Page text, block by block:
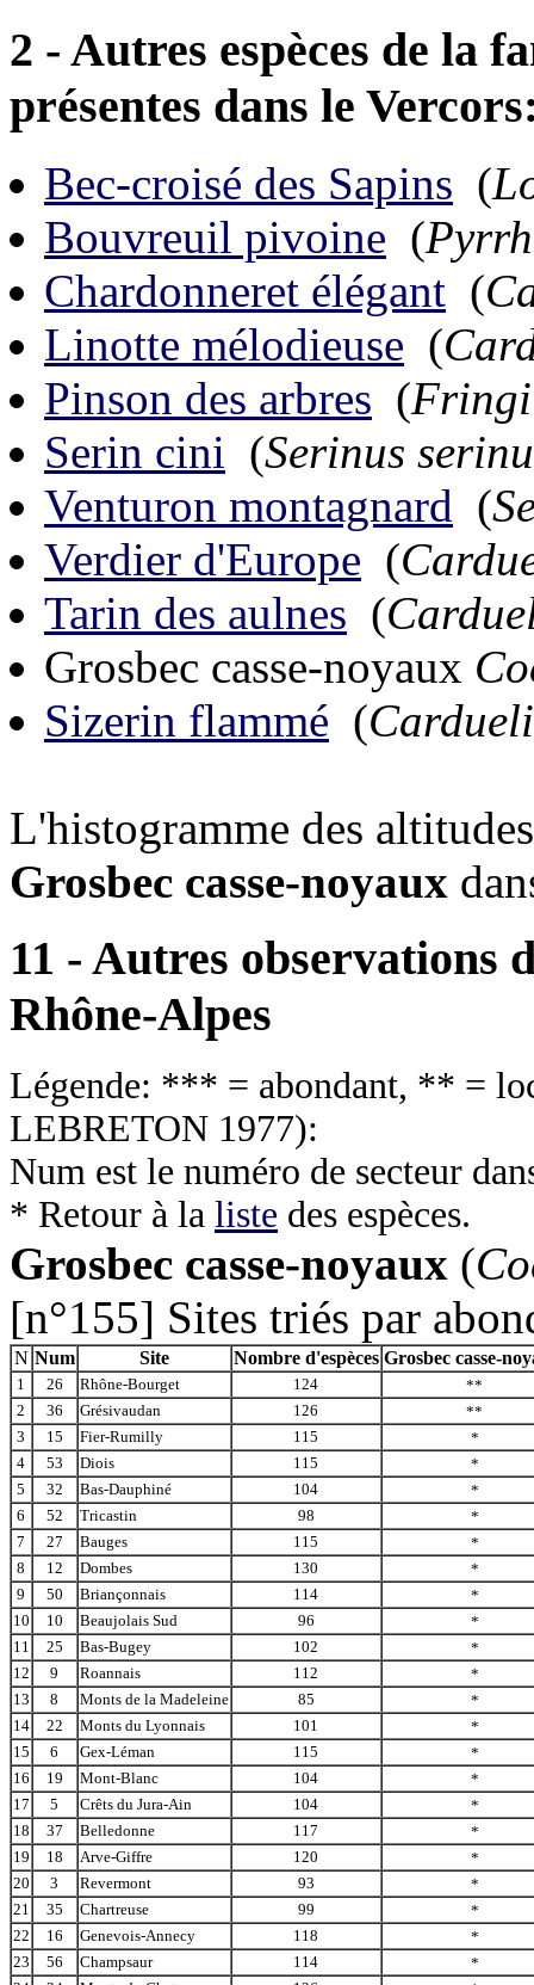
2 - Autres espèces de la
présentes dans le
Bec-croisé des Sapins (
Bouvreuil pivoine (
Chardonneret élégant (
Linotte mélodieuse (
Pinson des arbres (
Serin cini (Serinus
Venturon montagnard (
Verdier d'Europe (
Tarin des aulnes (
Grosbec casse-noyaux
Sizerin flammé (
L'histogramme des
Grosbec casse-noyaux
11 - Autres observations
Rhône-Alpes
Légende: *** = abondant, ** =
LEBRETON 1977):
Num est le numéro de secteur
* Retour à la liste des espèces.
Grosbec casse-noyaux (
[n°155] Sites triés par
N Num Site Nombre d'espèces Grosbec casse-
1 26 Rhône-Bourget 124
**
2
36 Grésivaudan 126
**
3
15 Fier-Rumilly 115
*
4
53 Diois 115
*
5
32 Bas-Dauphiné 104
*
6
52 Tricastin 98
*
7
27 Bauges 115
*
8
12 Dombes 130
*
9
50 Briançonnais 114
*
10
10 Beaujolais Sud 96
*
11
25 Bas-Bugey 102
*
12
9 Roannais 112
*
13
8 Monts de la Madeleine 85
*
14
22 Monts du Lyonnais 101
*
15
6 Gex-Léman 115
*
16
19 Mont-Blanc 104
*
17
5 Crêts du Jura-Ain 104
*
18
37 Belledonne 117
*
19
18 Arve-Giffre 120
*
20
3 Revermont 93
*
21
35 Chartreuse 99
*
22
16 Genevois-Annecy 118
*
23
56 Champsaur 114
*